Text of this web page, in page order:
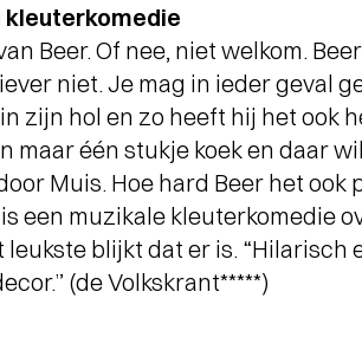
kleuterkomedie
Beer. Of nee, niet welkom.
niet. Je mag in ieder geval
zijn hol en zo heeft hij het ook
maar één stukje koek en daar
Muis. Hoe hard Beer het
is een muzikale kleuterkomedie
blijkt dat er is.
(de Volkskrant*****)